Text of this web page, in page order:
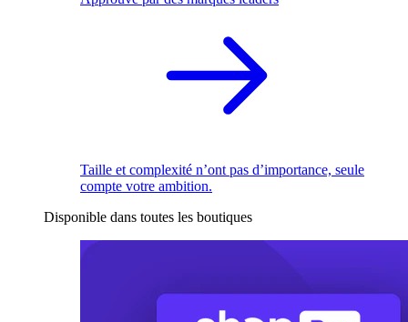
Taille et complexité n’ont pas d’importance, seule
compte votre ambition.
Disponible dans toutes les boutiques